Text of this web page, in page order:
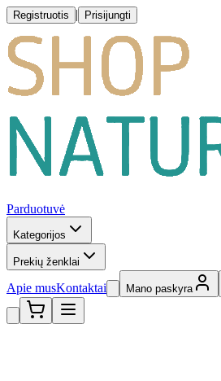
Registruotis | Prisijungti
Parduotuvė
Kategorijos
Prekių ženklai
Apie musKontaktai Mano paskyra